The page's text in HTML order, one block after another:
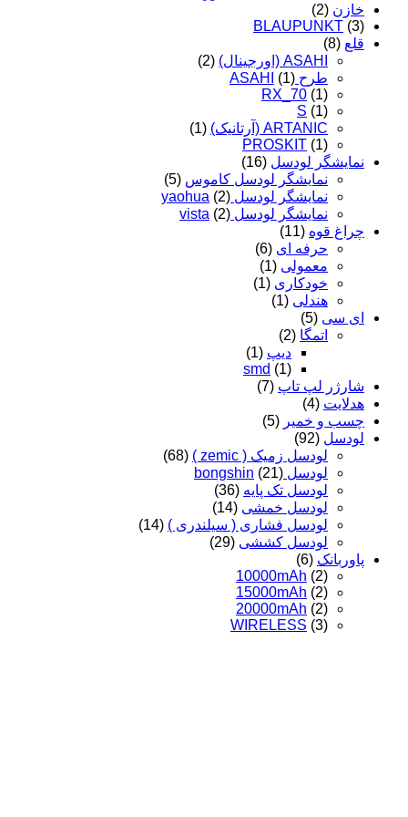
خازن (2)
BLAUPUNKT (3)
قلع (8)
ASAHI (اورجینال)
(2)
طرح ASAHI (1)
RX_70 (1)
S (1)
ARTANIC (آرتانیک)
(1)
PROSKIT (1)
نمایشگر لودسل (16)
نمایشگر لودسل کاموس (5)
نمایشگر لودسل yaohua (2)
نمایشگر لودسل vista (2)
چراغ قوه (11)
حرفه ای (6)
معمولی (1)
خودکاری (1)
هندلی (1)
ای سی (5)
اتمگا (2)
دیپ (1)
smd (1)
شارژر لپ تاپ (7)
هدلایت (4)
چسب و خمیر (5)
لودسل (92)
لودسل زمیک ( zemic )
(68)
لودسل bongshin (21)
لودسل تک پایه (36)
لودسل خمشی (14)
لودسل فشاری ( سیلندری ) (14)
لودسل کششی (29)
پاوربانک (6)
10000mAh (2)
15000mAh (2)
20000mAh (2)
WIRELESS (3)